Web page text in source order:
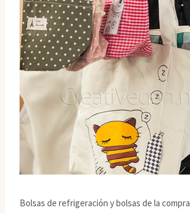
Bolsas de refrigeración y bolsas de la compra